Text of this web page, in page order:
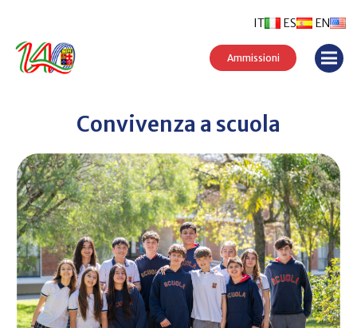
ES EN
IT
Ammissioni
Convivenza a scuola